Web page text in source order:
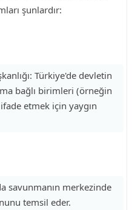
şunlardır:
Türkiye'de devletin
bağlı birimleri (örneğin
etmek için yaygın
savunmanın merkezinde
temsil eder.